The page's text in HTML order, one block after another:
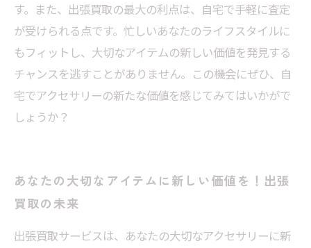
す。また、出張買取の最大の利点は、自宅で手軽に査定
が受けられる点です。忙しいあなたのライフスタイルに
もフィットし、大切なアイテムの新しい価値を発見する
チャンスを逃すことがありません。この機会にぜひ、自
宅でアクセサリーの新たな価値を感じてみてはいかがで
しょうか？
あなたの大切なアイテムに新しい価値を！出張
買取の未来
出張買取サービスは、あなたの大切なアクセサリーに新